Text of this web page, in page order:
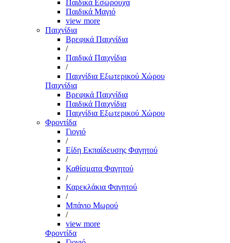
Παιδικά Εσώρουχα
Παιδικά Μαγιό
view more
Παιχνίδια
Βρεφικά Παιχνίδια
/
Παιδικά Παιχνίδια
/
Παιχνίδια Εξωτερικού Χώρου
Παιχνίδια
Βρεφικά Παιχνίδια
Παιδικά Παιχνίδια
Παιχνίδια Εξωτερικού Χώρου
Φροντίδα
Γιογιό
/
Είδη Εκπαίδευσης Φαγητού
/
Καθίσματα Φαγητού
/
Καρεκλάκια Φαγητού
/
Μπάνιο Μωρού
/
view more
Φροντίδα